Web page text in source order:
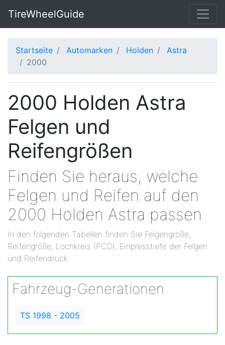
TireWheelGuide
Startseite Automarken Holden
Astra
2000
2000 Holden Astra
Felgen und
Reifengrößen
Finden Sie heraus, welche
Felgen und Reifen auf den
2000 Holden Astra passen
In den folgenden Tabellen finden Sie Felgengröße,
Reifengröße, Lochkreis (PCD), Einpresstiefe der Felgen
und Reifendruck.
Fahrzeug-Generationen
TS 1998 - 2005